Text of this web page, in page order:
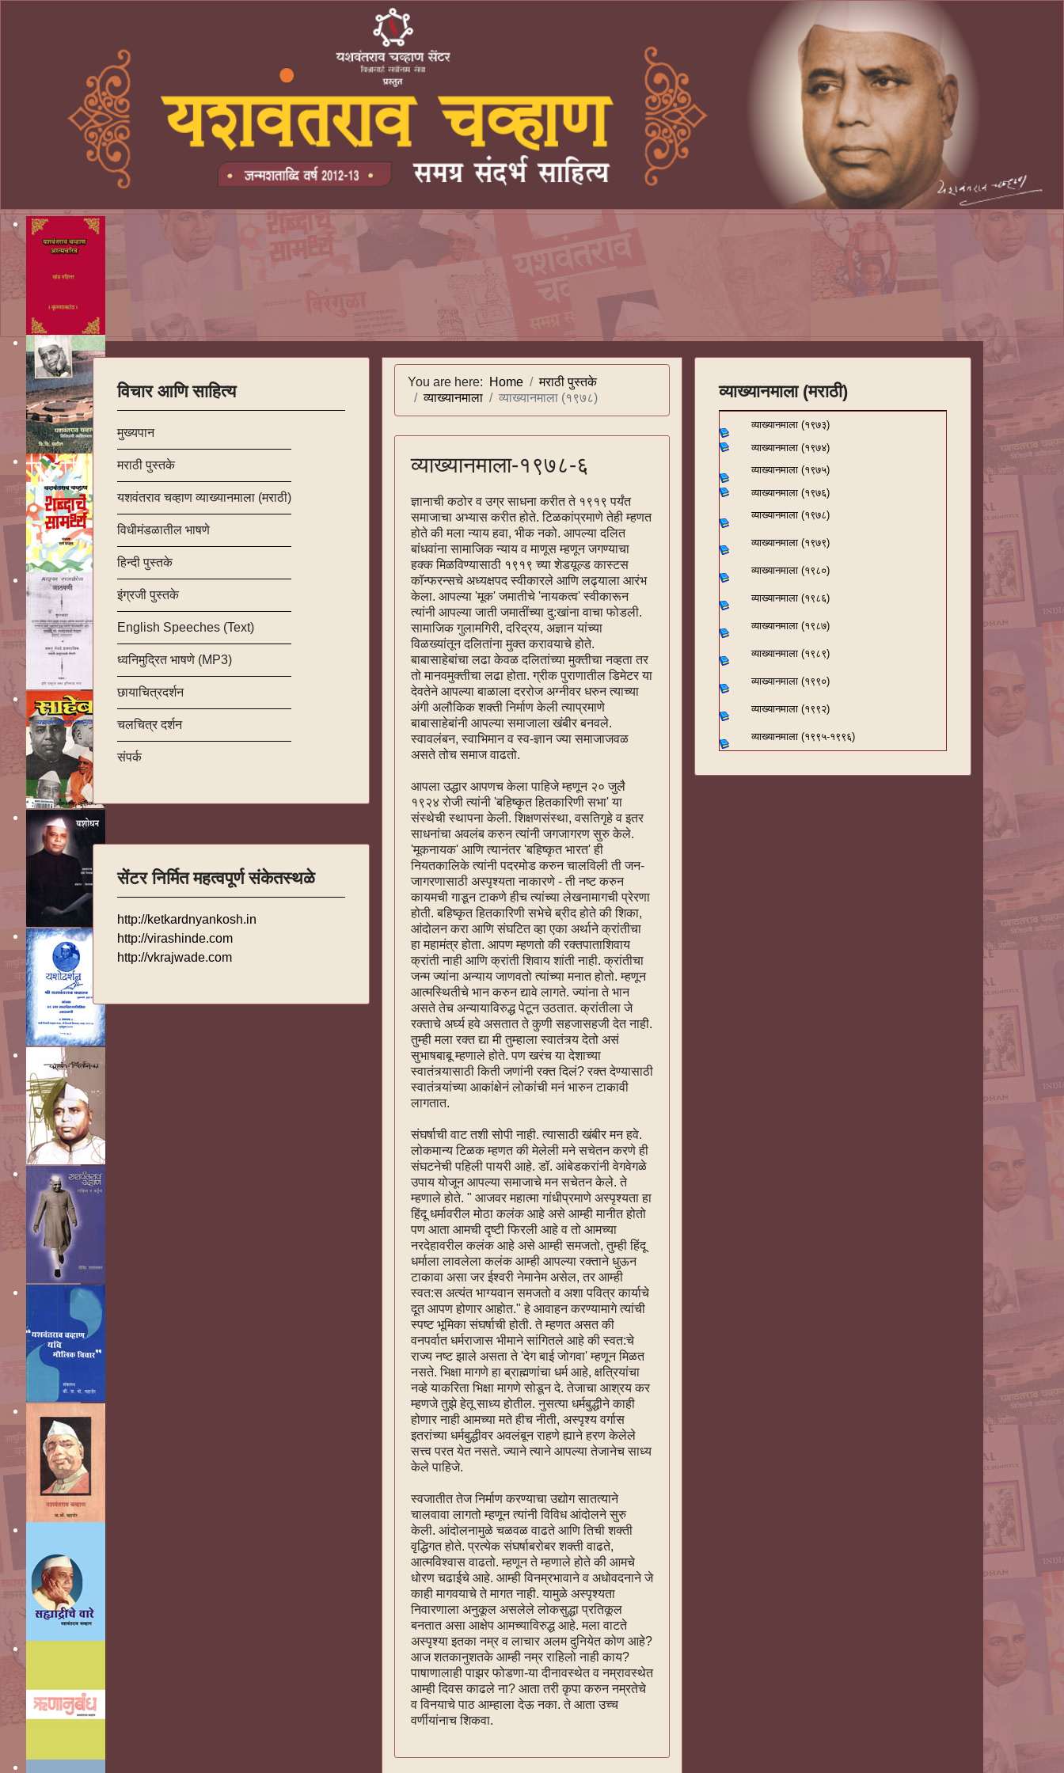
विचार आणि साहित्य
मुख्यपान
मराठी पुस्तके
यशवंतराव चव्हाण व्याख्यानमाला (मराठी)
विधीमंडळातील भाषणे
हिन्दी पुस्तके
इंग्रजी पुस्तके
English Speeches (Text)
ध्वनिमुद्रित भाषणे (MP3)
छायाचित्रदर्शन
चलचित्र दर्शन
संपर्क
सेंटर निर्मित महत्वपूर्ण संकेतस्थळे
http://ketkardnyankosh.in
http://virashinde.com
http://vkrajwade.com
You are here: Home
मराठी पुस्तके
व्याख्यानमाला
व्याख्यानमाला (१९७८)
व्याख्यानमाला-१९७८-६
ज्ञानाची कठोर व उग्र साधना करीत ते १९१९ पर्यंत
समाजाचा अभ्यास करीत होते. टिळकांप्रमाणे तेही म्हणत
होते की मला न्याय हवा, भीक नको. आपल्या दलित
बांधवांना सामाजिक न्याय व माणूस म्हणून जगण्याचा
हक्क मिळविण्यासाठी १९१९ च्या शेडयूल्ड कास्टस
कॉन्फरन्सचे अध्यक्षपद स्वीकारले आणि लढ्याला आरंभ
केला. आपल्या 'मूक' जमातीचे 'नायकत्व' स्वीकारून
त्यांनी आपल्या जाती जमातींच्या दु:खांना वाचा फोडली.
सामाजिक गुलामगिरी, दरिद्रय, अज्ञान यांच्या
विळख्यांतून दलितांना मुक्त करावयाचे होते.
बाबासाहेबांचा लढा केवळ दलितांच्या मुक्तीचा नव्हता तर
तो मानवमुक्तीचा लढा होता. ग्रीक पुराणातील डिमेटर या
देवतेने आपल्या बाळाला दररोज अग्नीवर धरुन त्याच्या
अंगी अलौकिक शक्ती निर्माण केली त्याप्रमाणे
बाबासाहेबांनी आपल्या समाजाला खंबीर बनवले.
स्वावलंबन, स्वाभिमान व स्व-ज्ञान ज्या समाजाजवळ
असते तोच समाज वाढतो.
आपला उद्धार आपणच केला पाहिजे म्हणून २० जुलै
१९२४ रोजी त्यांनी 'बहिष्कृत हितकारिणी सभा' या
संस्थेची स्थापना केली. शिक्षणसंस्था, वसतिगृहे व इतर
साधनांचा अवलंब करुन त्यांनी जगजागरण सुरु केले.
'मूकनायक' आणि त्यानंतर 'बहिष्कृत भारत' ही
नियतकालिके त्यांनी पदरमोड करुन चालविली ती जन-
जागरणासाठी अस्पृश्यता नाकारणे - ती नष्ट करुन
कायमची गाडून टाकणे हीच त्यांच्या लेखनामागची प्रेरणा
होती. बहिष्कृत हितकारिणी सभेचे ब्रीद होते की शिका,
आंदोलन करा आणि संघटित व्हा एका अर्थाने क्रांतीचा
हा महामंत्र होता. आपण म्हणतो की रक्तपाताशिवाय
क्रांती नाही आणि क्रांती शिवाय शांती नाही. क्रांतीचा
जन्म ज्यांना अन्याय जाणवतो त्यांच्या मनात होतो. म्हणून
आत्मस्थितीचे भान करुन द्यावे लागते. ज्यांना ते भान
असते तेच अन्यायाविरुद्ध पेटून उठतात. क्रांतीला जे
रक्ताचे अर्घ्य हवे असतात ते कुणी सहजासहजी देत नाही.
तुम्ही मला रक्त द्या मी तुम्हाला स्वातंत्र्य देतो असं
सुभाषबाबू म्हणाले होते. पण खरंच या देशाच्या
स्वातंत्र्यासाठी किती जणांनी रक्त दिलं? रक्त देण्यासाठी
स्वातंत्र्यांच्या आकांक्षेनं लोकांची मनं भारुन टाकावी
लागतात.
संघर्षाची वाट तशी सोपी नाही. त्यासाठी खंबीर मन हवे.
लोकमान्य टिळक म्हणत की मेलेली मने सचेतन करणे ही
संघटनेची पहिली पायरी आहे. डॉ. आंबेडकरांनी वेगवेगळे
उपाय योजून आपल्या समाजाचे मन सचेतन केले. ते
म्हणाले होते. " आजवर महात्मा गांधीप्रमाणे अस्पृश्यता हा
हिंदू धर्मावरील मोठा कलंक आहे असे आम्ही मानीत होतो
पण आता आमची दृष्टी फिरली आहे व तो आमच्या
नरदेहावरील कलंक आहे असे आम्ही समजतो, तुम्ही हिंदू
धर्माला लावलेला कलंक आम्ही आपल्या रक्ताने धुऊन
टाकावा असा जर ईश्वरी नेमानेम असेल, तर आम्ही
स्वत:स अत्यंत भाग्यवान समजतो व अशा पवित्र कार्याचे
दूत आपण होणार आहोत." हे आवाहन करण्यामागे त्यांची
स्पष्ट भूमिका संघर्षाची होती. ते म्हणत असत की
वनपर्वात धर्मराजास भीमाने सांगितले आहे की स्वत:चे
राज्य नष्ट झाले असता ते 'देग बाई जोगवा' म्हणून मिळत
नसते. भिक्षा मागणे हा ब्राह्मणांचा धर्म आहे, क्षत्रियांचा
नव्हे याकरिता भिक्षा मागणे सोडून दे. तेजाचा आश्रय कर
म्हणजे तुझे हेतू साध्य होतील. नुसत्या धर्मबुद्धीने काही
होणार नाही आमच्या मते हीच नीती, अस्पृश्य वर्गास
इतरांच्या धर्मबुद्धीवर अवलंबून राहणे ह्याने हरण केलेले
सत्त्व परत येत नसते. ज्याने त्याने आपल्या तेजानेच साध्य
केले पाहिजे.
स्वजातीत तेज निर्माण करण्याचा उद्योग सातत्याने
चालवावा लागतो म्हणून त्यांनी विविध आंदोलने सुरु
केली. आंदोलनामुळे चळवळ वाढते आणि तिची शक्ती
वृद्धिगत होते. प्रत्येक संघर्षाबरोबर शक्ती वाढते,
आत्मविश्वास वाढतो. म्हणून ते म्हणाले होते की आमचे
धोरण चढाईचे आहे. आम्ही विनम्रभावाने व अधोवदनाने जे
काही मागवयाचे ते मागत नाही. यामुळे अस्पृश्यता
निवारणाला अनुकूल असलेले लोकसुद्धा प्रतिकूल
बनतात असा आक्षेप आमच्याविरुद्ध आहे. मला वाटते
अस्पृश्या इतका नम्र व लाचार अलम दुनियेत कोण आहे?
आज शतकानुशतके आम्ही नम्र राहिलो नाही काय?
पाषाणालाही पाझर फोडणा-या दीनावस्थेत व नम्रावस्थेत
आम्ही दिवस काढले ना? आता तरी कृपा करुन नम्रतेचे
व विनयाचे पाठ आम्हाला देऊ नका. ते आता उच्च
वर्णीयांनाच शिकवा.
व्याख्यानमाला (मराठी)
व्याख्यानमाला (१९७३)
व्याख्यानमाला (१९७४)
व्याख्यानमाला (१९७५)
व्याख्यानमाला (१९७६)
व्याख्यानमाला (१९७८)
व्याख्यानमाला (१९७९)
व्याख्यानमाला (१९८०)
व्याख्यानमाला (१९८६)
व्याख्यानमाला (१९८७)
व्याख्यानमाला (१९८९)
व्याख्यानमाला (१९९०)
व्याख्यानमाला (१९९२)
व्याख्यानमाला (१९९५-१९९६)